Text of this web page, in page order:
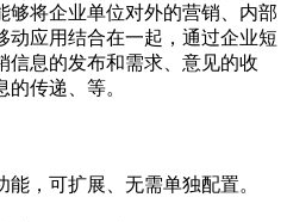
够将企业单位对外的营销、内部
动应用结合在一起，通过企业短
信息的发布和需求、意见的收
传递、等。
，可扩展、无需单独配置。